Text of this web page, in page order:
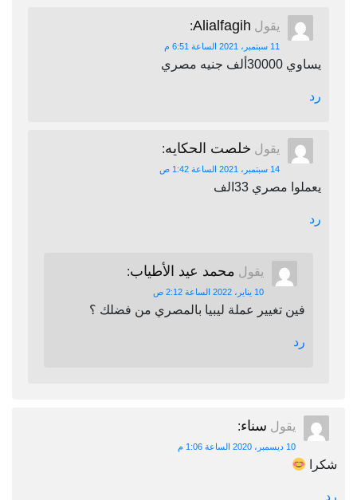
يقول Alialfagih
:
11 سبتمبر، 2021 الساعة 6:51 م
يساوي 30000ألف جنيه مصري
رد
يقول خلصت الحكايه:
14 سبتمبر، 2021 الساعة 1:42 ص
يعملوا مصري 33الف
رد
يقول محمد عيد الأطياب:
10 يناير، 2022 الساعة 2:12 ص
فين تغيير عملة ليبيا بالمصري من فضلك ؟
رد
يقول سناء:
10 ديسمبر، 2020 الساعة 1:06 م
شكرا
رد